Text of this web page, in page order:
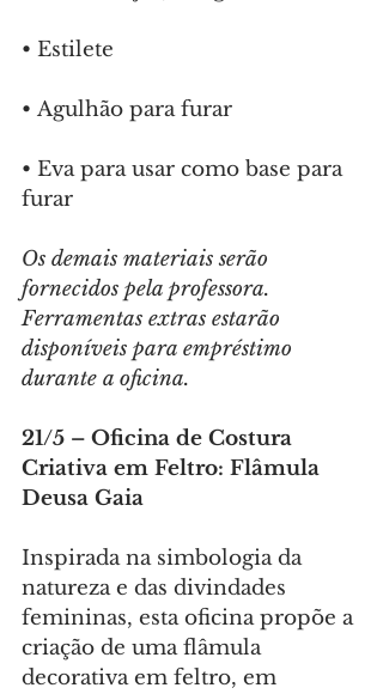
•⁠ ⁠Estilete
•⁠ ⁠Agulhão para furar
•⁠ ⁠Eva para usar como base para
furar
Os demais materiais serão
fornecidos pela professora.
Ferramentas extras estarão
disponíveis para empréstimo
durante a oficina.
21/5 – Oficina de Costura
Criativa em Feltro: Flâmula
Deusa Gaia
Inspirada na simbologia da
natureza e das divindades
femininas, esta oficina propõe a
criação de uma flâmula
decorativa em feltro, em